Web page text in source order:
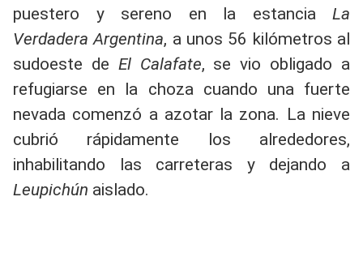
puestero y sereno en la estanciaLa
Verdadera Argentina, a unos 56 kilómetros al
sudoeste de El Calafate, se vio obligado a
refugiarse en la choza cuando una fuerte
nevada comenzó a azotar la zona. La nieve
cubrió rápidamente los alrededores,
inhabilitando las carreteras y dejando a
Leupichún aislado.